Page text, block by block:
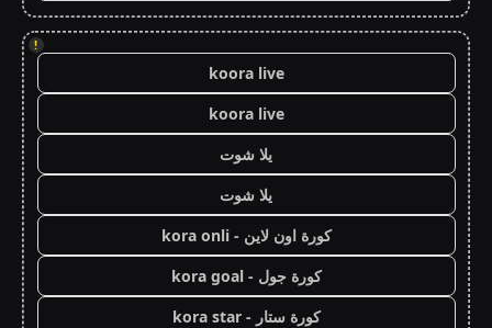
!
koora live
koora live
يلا شوت
يلا شوت
كورة اون لاين - kora onli
كورة جول - kora goal
كورة ستار - kora star